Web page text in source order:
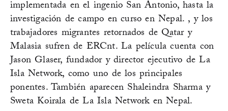
implementada en el ingenio San Antonio, hasta la
investigación de campo en curso en Nepal. , y los
trabajadores migrantes retornados de Qatar y
Malasia sufren de ERCnt. La película cuenta con
Jason Glaser, fundador y director ejecutivo de La
Isla Network, como uno de los principales
ponentes. También aparecen Shaleindra Sharma y
Sweta Koirala de La Isla Network en Nepal.